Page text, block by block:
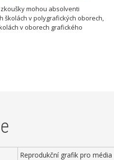
mohou absolventi
školách v polygrafických oborech,
v oborech grafického
Reprodukční grafik pro